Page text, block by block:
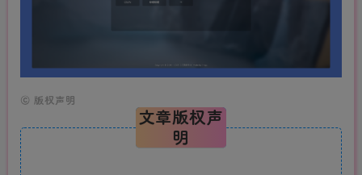
© 版权声明
文章版权声
明